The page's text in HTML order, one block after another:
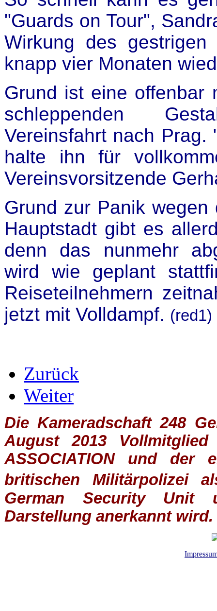
"Guards on Tour",
Wirkung des
knapp vier Monaten
Grund ist eine offenbar
schleppenden
Vereinsfahrt nach
halte ihn für
Vereinsvorsitzende
Grund zur Panik
Hauptstadt gibt es
denn das nunmehr
wird wie geplant
Reiseteilnehmern
jetzt mit Volldampf. (red1)
Zurück
Weiter
Die Kameradschaft 248
August 2013
ASSOCIATIONund der
britischen
Militärpolizei
German Security Unit
Darstellung anerkannt wird.